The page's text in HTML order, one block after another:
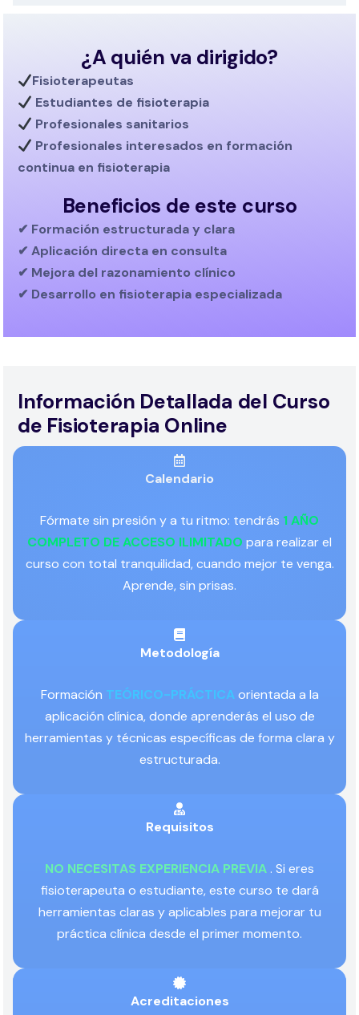
¿A quién va dirigido?
Fisioterapeutas
Estudiantes de fisioterapia
Profesionales sanitarios
Profesionales interesados en formación
continua en fisioterapia
Beneficios de este curso
✔ Formación estructurada y clara
✔ Aplicación directa en consulta
✔ Mejora del razonamiento clínico
✔ Desarrollo en fisioterapia especializada
Información Detallada del Curso
de Fisioterapia Online
Calendario
Fórmate sin presión y a tu ritmo: tendrás 1 AÑO
COMPLETO DE ACCESO ILIMITADO para realizar el
curso con total tranquilidad, cuando mejor te venga.
Aprende, sin prisas.
Metodología
Formación TEÓRICO-PRÁCTICAorientada a la
aplicación clínica, donde aprenderás el uso de
herramientas y técnicas específicas de forma clara y
estructurada.
Requisitos
NO NECESITAS EXPERIENCIA PREVIA . Si eres
fisioterapeuta o estudiante, este curso te dará
herramientas claras y aplicables para mejorar tu
práctica clínica desde el primer momento.
Acreditaciones